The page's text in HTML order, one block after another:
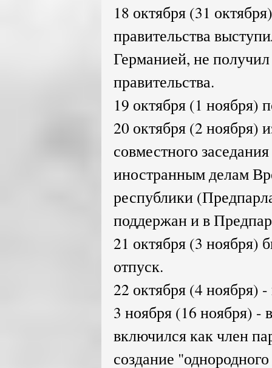
18 октября (31
правительства
Германией, не
правительства.
19 октября (1 ноября)
20 октября (2 ноября)
совместного
иностранным делам
республики
поддержан и в
21 октября (3 ноября)
отпуск.
22 октября (4 ноября)
3 ноября (16 ноября) -
включился как член
создание